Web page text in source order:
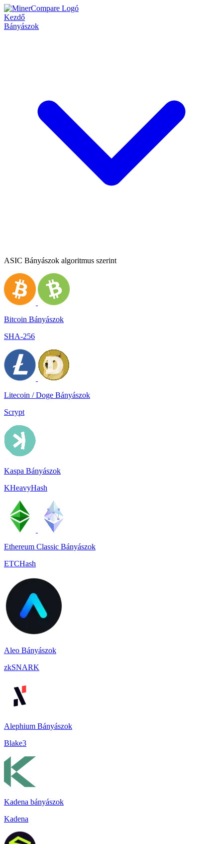
Kezdő
Bányászok
ASIC Bányászok algoritmus szerint
Bitcoin Bányászok
SHA-256
Litecoin / Doge Bányászok
Scrypt
Kaspa Bányászok
KHeavyHash
Ethereum Classic Bányászok
ETCHash
Aleo Bányászok
zkSNARK
Alephium Bányászok
Blake3
Kadena bányászok
Kadena